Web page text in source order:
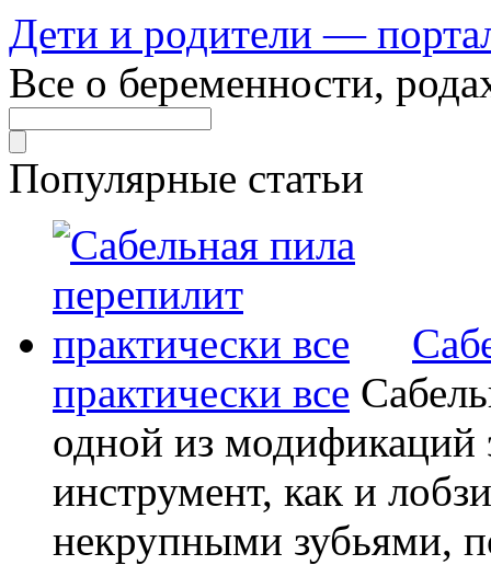
Дети и родители —
Все о беременности,
Популярные статьи
практически все
одной из модификаций
инструмент, как и
некрупными зубьями,